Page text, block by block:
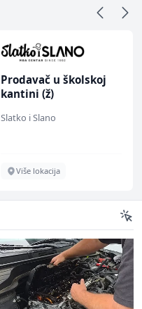
Prodavač u školskoj
kantini (ž)
Slatko i Slano
Više lokacija